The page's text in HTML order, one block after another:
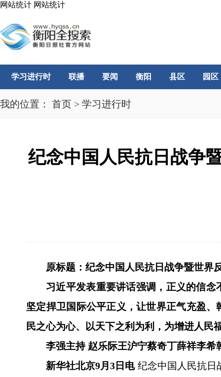
网站统计 网站统计
学习进行时 联播 要闻 衡阳 县区 园区
我的位置： 首页 > 学习进行时
纪念中国人民抗日战争
原标题：纪念中国人民抗日战争暨世界
习近平发表重要讲话强调，正义的信
坚定捍卫国际公平正义，让世界正气充盈
民之心为心、以天下之利为利，为增进人民
李强主持 赵乐际王沪宁蔡奇丁薛祥李希
新华社北京9月3日电纪念中国人民抗日